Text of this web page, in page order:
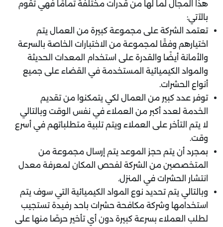
هذا المجال لما لها من قدرات مختلفة تمامًا فهي تقوم
بالآتي:
‏تعتمد الشركة على مجموعة كبيرة من العمال يتم
اختيارهم وفقًا لمجموعة من الاختبارات الخاصة بالسرعة
والأمانة أيضًا والقدرة على استخدام المعدات الحديثة
والمواد الكيميائية المستخدمة في القضاء على جميع
أنواع الحشرات.
توفر عدد كبير من العمال لكي يتمكنوا من تقديم
الخدمة لعدد أكبر من العملاء في نفس الوقت وبالتالي
لا يتم التأخر على العملاء ويتم تلبية متطلباتهم في أسرع
وقت.
‏بمجرد أن يتم حجز الموعد يتم إرسال مجموعة من
المتخصصين من الشركة لفحص المكان لمعرفة معدل
انتشار الحشرات في المنزل.
وبالتالي يتم تحديد نوع المواد الكيميائية التي سوف يتم
استخدامها وشركة مكافحة حشرات باحد رفيدة تستجيب
لطلب العملاء بسرعة كبيرة دون أي تأخير حرصًا منها على